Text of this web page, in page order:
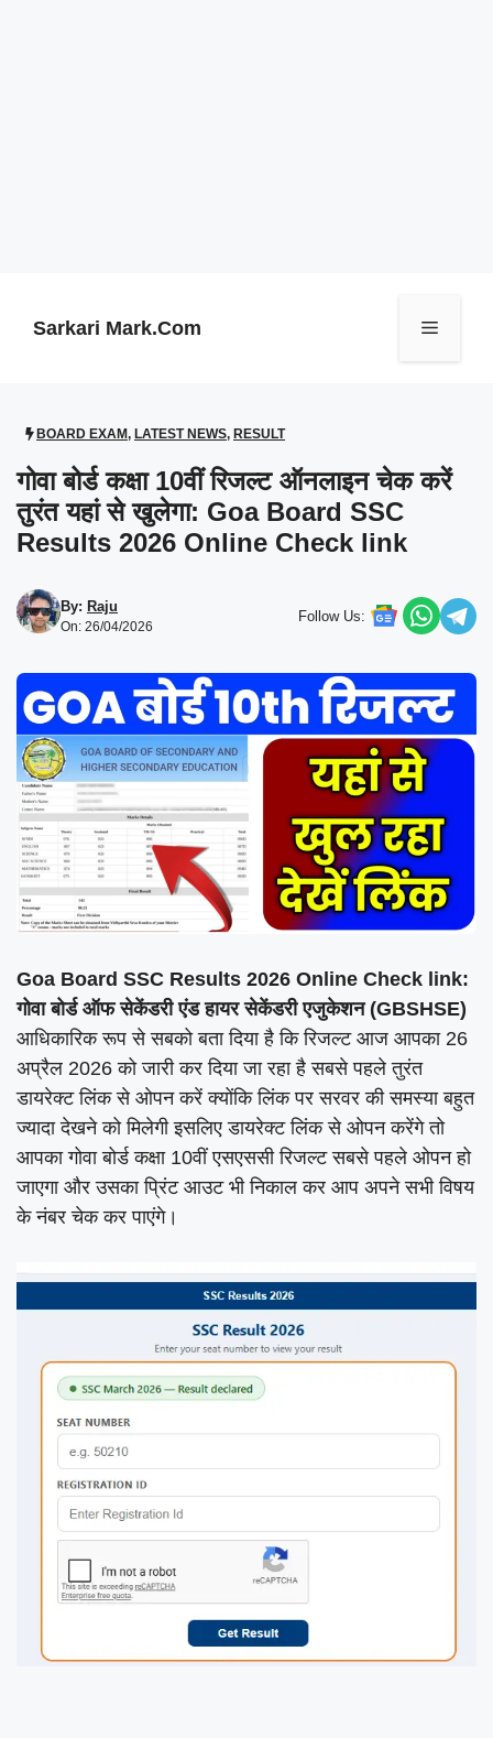
Sarkari Mark.Com Menu
BOARD EXAM, LATEST NEWS, RESULT
गोवा बोर्ड कक्षा 10वीं रिजल्ट ऑनलाइन चेक करें
तुरंत यहां से खुलेगा: Goa Board SSC
Results 2026 Online Check link
By: Raju
On: 26/04/2026
Follow Us:
Goa Board SSC Results 2026 Online Check link:
गोवा बोर्ड ऑफ सेकेंडरी एंड हायर सेकेंडरी एजुकेशन (GBSHSE)
आधिकारिक रूप से सबको बता दिया है कि रिजल्ट आज आपका 26
अप्रैल 2026 को जारी कर दिया जा रहा है सबसे पहले तुरंत
डायरेक्ट लिंक से ओपन करें क्योंकि लिंक पर सरवर की समस्या बहुत
ज्यादा देखने को मिलेगी इसलिए डायरेक्ट लिंक से ओपन करेंगे तो
आपका गोवा बोर्ड कक्षा 10वीं एसएससी रिजल्ट सबसे पहले ओपन हो
जाएगा और उसका प्रिंट आउट भी निकाल कर आप अपने सभी विषय
के नंबर चेक कर पाएंगे।